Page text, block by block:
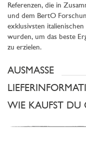
Referenzen, die in
und dem BertO
exklusivsten
wurden, um das beste
zu erzielen.
AUSMASSE
WIE KAUFST DU